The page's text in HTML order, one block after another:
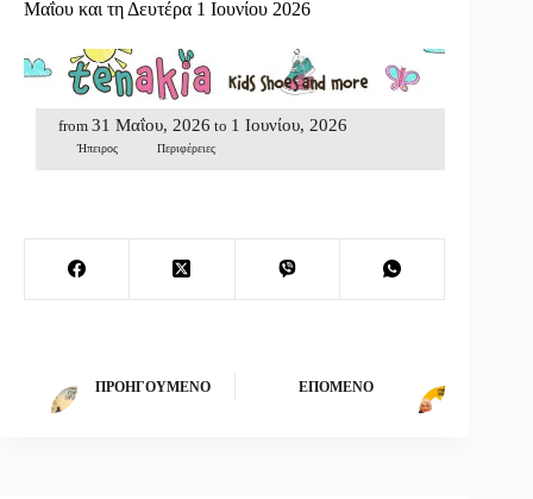
Μαΐου και τη Δευτέρα 1 Ιουνίου 2026
from 31 Μαΐου, 2026 to 1 Ιουνίου, 2026
Ήπειρος Περιφέρειες
ΠΡΟΗΓΟΎΜΕΝΟ ΕΠΌΜΕΝΟ